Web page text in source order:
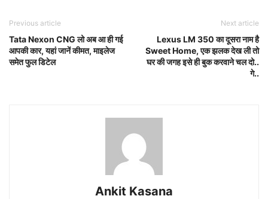
Previous article
Tata Nexon CNG लो अब आ ही गई
आपकी कार, यहां जानें कीमत, माइलेज
समेत फुल डिटेल
Next article
Lexus LM 350 का दूसरा नाम है
Sweet Home, एक झलक देख ली तो
घर की जगह इसे ही बुक करवाने चल दो..
गे..
Ankit Kasana